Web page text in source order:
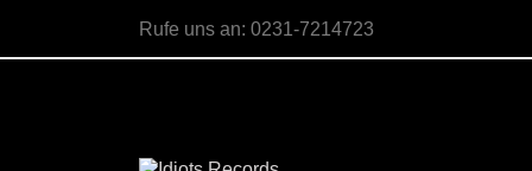
Rufe uns an: 0231-7214723